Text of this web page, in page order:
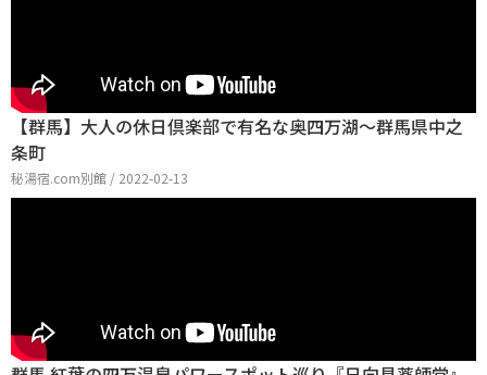
【群馬】大人の休日倶楽部で有名な奥四万湖〜群馬県中之
条町
秘湯宿.com別館 / 2022-02-13